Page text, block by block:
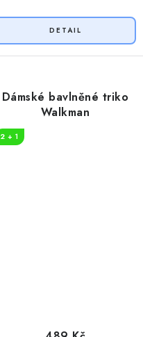
Dámské bavlněné triko
Walkman
2 + 1